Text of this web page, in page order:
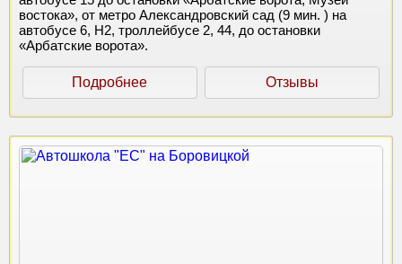
востока», от метро Александровский сад (9 мин. ) на
автобусе 6, Н2, троллейбусе 2, 44, до остановки
«Арбатские ворота».
Подробнее Отзывы